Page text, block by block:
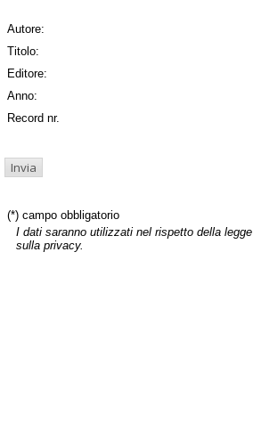
Autore:
Titolo:
Editore:
Anno:
Record nr.
(*) campo obbligatorio
I dati saranno utilizzati nel rispetto della legge
sulla privacy.